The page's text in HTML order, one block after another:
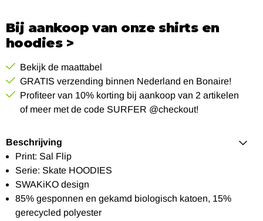
Bij aankoop van onze shirts en
hoodies >
Bekijk de maattabel
GRATIS verzending binnen Nederland en Bonaire!
Profiteer van 10% korting bij aankoop van 2 artikelen
of meer met de code SURFER @checkout!
Beschrijving
Print: Sal Flip
Serie: Skate HOODIES
SWAKiKO design
85% gesponnen en gekamd biologisch katoen, 15%
gerecycled polyester